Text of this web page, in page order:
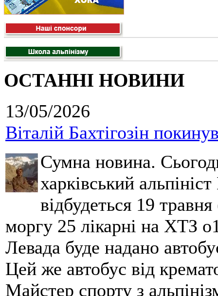
ОСТАННІ НОВИНИ
13/05/2026
Віталій Бахтігозін
Сумна новина.
харківський
відбудеться 19
моргу 25 лікарні на ХТЗ
Левада буде надано
Цей же автобус від
Майстер спорту з